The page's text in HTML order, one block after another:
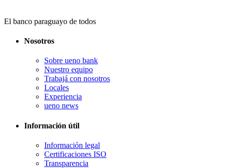
El banco paraguayo de todos
Nosotros
Sobre ueno bank
Nuestro equipo
Trabajá con nosotros
Locales
Experiencia
ueno news
Información útil
Información legal
Certificaciones ISO
Transparencia